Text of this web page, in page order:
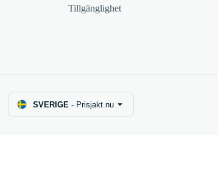
Tillgänglighet
SVERIGE - Prisjakt.nu